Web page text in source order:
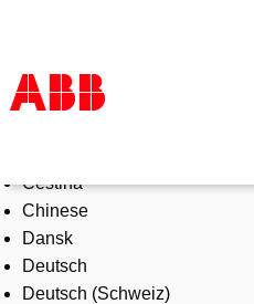
Products & Solutions
Industries
Services
About us
Where to buy
Čeština
Chinese
Dansk
Deutsch
Deutsch (Schweiz)